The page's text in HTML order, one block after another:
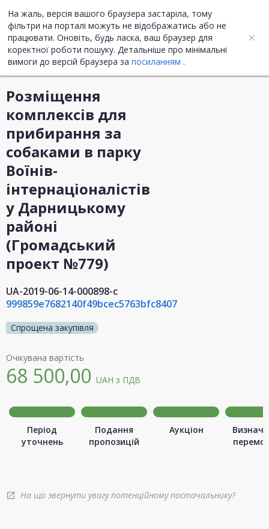
На жаль, версія вашого браузера застаріла, тому
фільтри на порталі можуть не відображатись або не
працювати. Оновіть, будь ласка, ваш браузер для
коректної роботи пошуку. Детальніше про мінімальні
вимоги до версій браузера за посиланням .
UA ENG
Інформація про закупівлю
Розміщення
комплексів для
прибирання за
собаками в парку
Воїнів-
інтернаціоналістів
у Дарницькому
районі
(Громадський
проект №779)
UA-2019-06-14-000898-c
999859e7682140f49bcec5763bfc8407
Спрощена закупівля
Очікувана вартість
68 500,00 UAH з ПДВ
Період
уточнень
Подання
пропозицій
Аукціон
open_in_new На що звернути увагу потенційному постачальнику?